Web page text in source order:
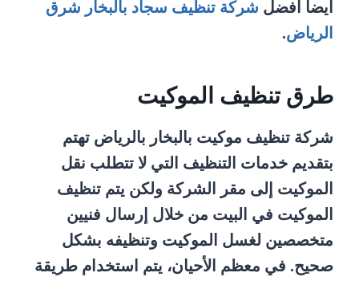
ايضا افضل شركة تنظيف سجاد بالبخار شرق
الرياض.
طرق تنظيف الموكيت
شركة تنظيف موكيت بالبخار بالرياض تهتم
بتقديم خدمات التنظيف التي لا تتطلب نقل
الموكيت إلى مقر الشركة ولكن يتم تنظيف
الموكيت في البيت من خلال إرسال فنيين
متخصصين لغسل الموكيت وتنظيفه بشكل
صحيح. في معظم الأحيان، يتم استخدام طريقة